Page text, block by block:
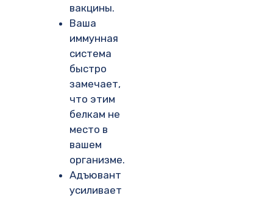
вакцины.
Ваша
иммунная
система
быстро
замечает,
что этим
белкам не
место в
вашем
организме.
Адъювант
усиливает